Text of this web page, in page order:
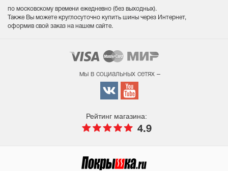
по московскому времени ежедневно (без выходных).
Также Вы можете круглосуточно купить шины через Интернет,
оформив свой заказ на нашем сайте.
мы в социальных сетях –
Рейтинг магазина:
4.9